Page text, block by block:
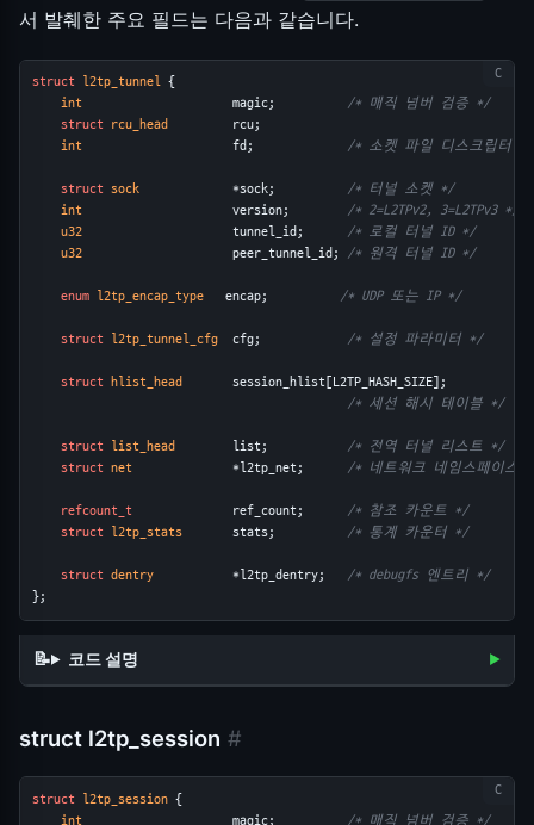
서 발췌한 주요 필드는 다음과 같습니다.
struct l2tp_tunnel {
int
                     magic;
/* 매직 넘버 검증 */
struct rcu_head
         rcu;
int
                     fd;
/* 소켓 파일 디스크립터 */
struct sock
             *sock;
/* 터널 소켓 */
int
                     version;
/* 2=L2TPv2, 3=L2TPv3 */
u32
                     tunnel_id;
/* 로컬 터널 ID */
u32
                     peer_tunnel_id;
/* 원격 터널 ID */
enum l2tp_encap_type
   encap;
/* UDP 또는 IP */
struct l2tp_tunnel_cfg
  cfg;
/* 설정 파라미터 */
struct hlist_head
       session_hlist[L2TP_HASH_SIZE];
/* 세션 해시 테이블 */
struct list_head
        list;
/* 전역 터널 리스트 */
struct net
              *l2tp_net;
/* 네트워크 네임스페이스
refcount_t
              ref_count;
/* 참조 카운트 */
struct
l2tp_stats
       stats;
/* 통계 카운터 */
struct dentry
           *l2tp_dentry;
/* debugfs 엔트리 */
};
코드 설명
struct l2tp_session #
struct l2tp_session {
int
                     magic;
/* 매직 넘버 검증 */